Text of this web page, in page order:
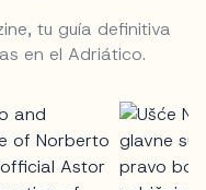
tu guía definitiva
en el Adriático.